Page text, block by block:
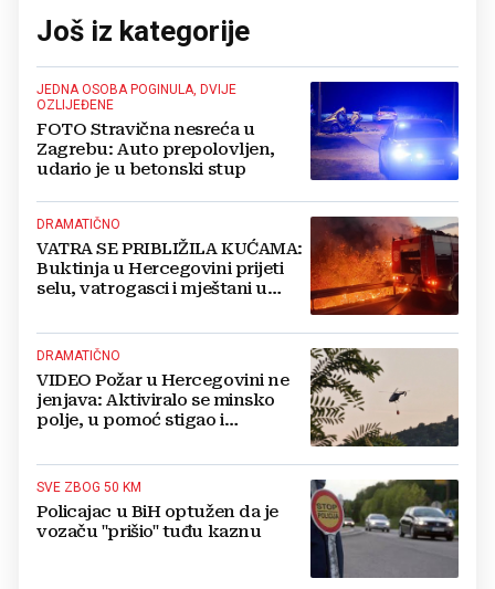
Još iz kategorije
JEDNA OSOBA POGINULA, DVIJE
OZLIJEĐENE
FOTO Stravična nesreća u
Zagrebu: Auto prepolovljen,
udario je u betonski stup
DRAMATIČNO
VATRA SE PRIBLIŽILA KUĆAMA:
Buktinja u Hercegovini prijeti
selu, vatrogasci i mještani u
DRAMATIČNO
VIDEO Požar u Hercegovini ne
jenjava: Aktiviralo se minsko
polje, u pomoć stigao i
SVE ZBOG 50 KM
Policajac u BiH optužen da je
vozaču "prišio" tuđu kaznu